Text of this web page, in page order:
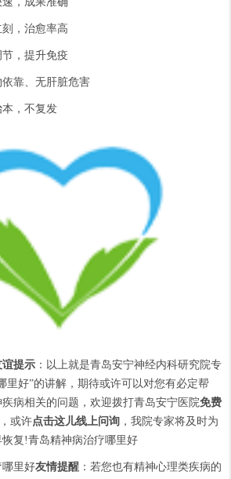
，治愈率高
，提升免疫
靠、无肝脏危害
，不复发
谊提示 ：以上就是青岛安宁神经内科研究院专
里好”的讲解，期待或许可以对您有必定帮
病相关的问题，欢迎拨打青岛安宁医院免费
，或许点击这儿线上问询 ，我院专家将及时为
复!青岛精神病治疗哪里好
里好友情提醒 ：若您也有精神心理类疾病的